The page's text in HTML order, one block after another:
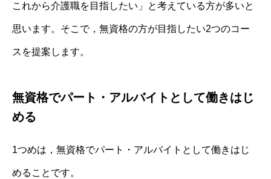
これから介護職を目指したい」と考えている方が多いと
思います。そこで，無資格の方が目指したい2つのコー
スを提案します。
無資格でパート・アルバイトとして働きはじ
める
1つめは，無資格でパート・アルバイトとして働きはじ
めることです。